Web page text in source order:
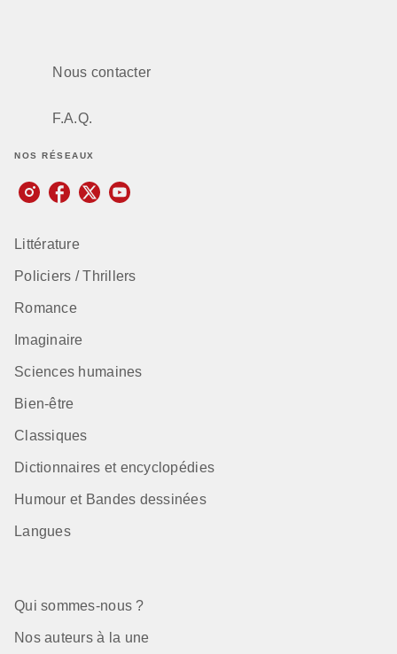
Nous contacter
F.A.Q.
NOS RÉSEAUX
Littérature
Policiers / Thrillers
Romance
Imaginaire
Sciences humaines
Bien-être
Classiques
Dictionnaires et encyclopédies
Humour et Bandes dessinées
Langues
Qui sommes-nous ?
Nos auteurs à la une